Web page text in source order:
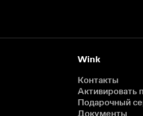
Wink
Контакты
Активировать
Подарочный
Документы